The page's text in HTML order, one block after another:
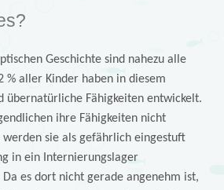
Geschichte sind nahezu alle
% aller Kinder haben in diesem
übernatürliche Fähigkeiten entwickelt.
ihre Fähigkeiten nicht
sie als gefährlich eingestuft
in ein Internierungslager
es dort nicht gerade angenehm ist,